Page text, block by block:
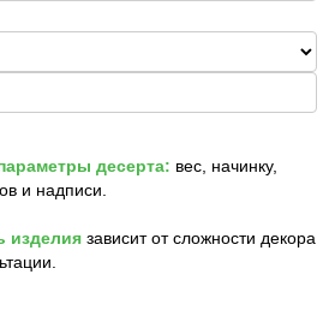
десерта: вес, начинку,
и надписи.
изделия зависит от сложности декора